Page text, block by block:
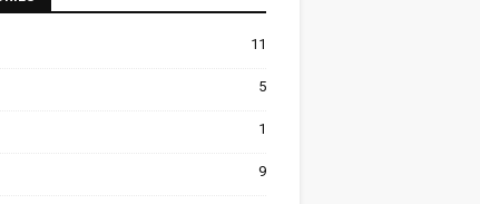
11
5
1
9